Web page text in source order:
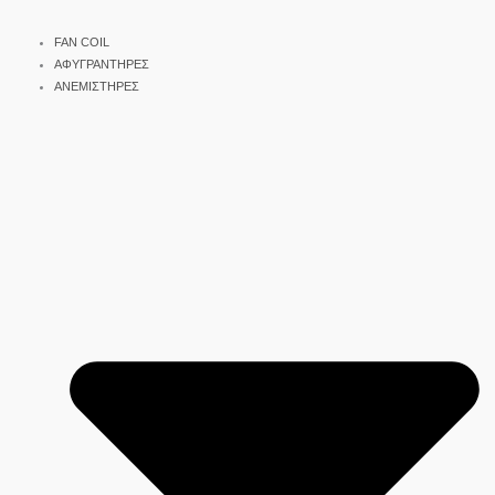
FAN COIL
ΑΦΥΓΡΑΝΤΗΡΕΣ
ΑΝΕΜΙΣΤΗΡΕΣ